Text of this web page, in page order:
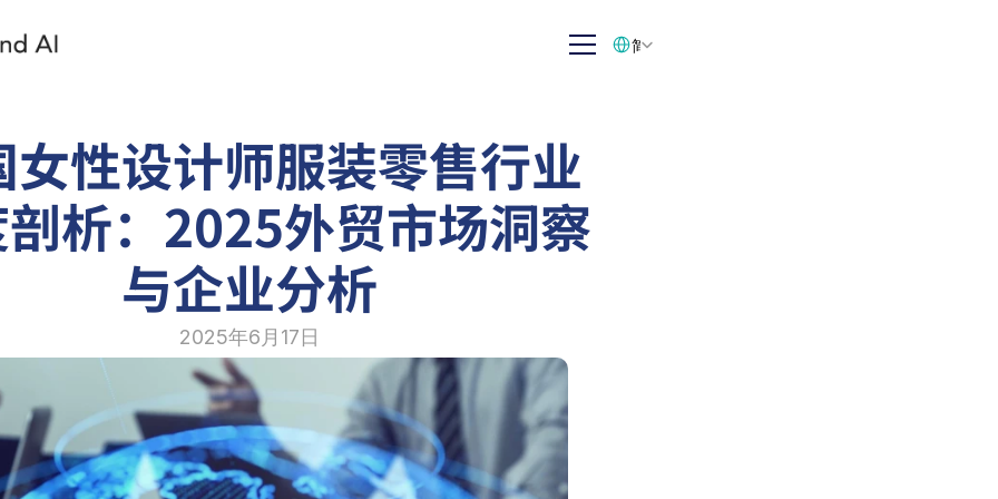
女性设计师服装零售行业
析：2025外贸市场洞察
与企业分析
2025年6月17日
简体中文